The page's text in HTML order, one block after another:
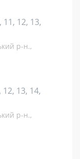
11, 12, 13,
р-н.,
12, 13, 14,
р-н.,